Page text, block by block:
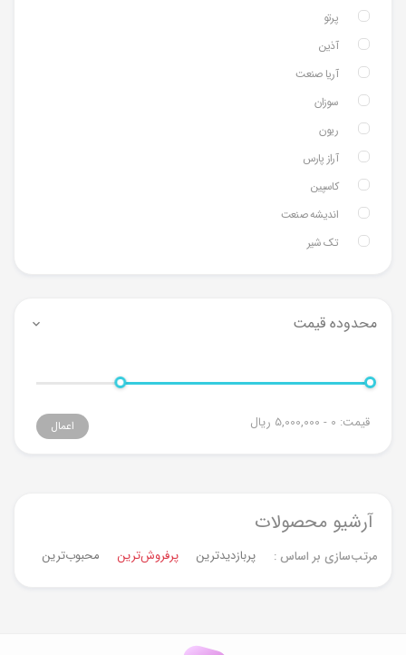
پرتو
آذین
آریا صنعت
سوزان
ریون
آراز پارس
کاسپین
اندیشه صنعت
تک شیر
محدوده قیمت
قیمت: 0 - 5,000,000 ریال اعمال
آرشیو محصولات
مرتب‌سازی بر اساس : پربازدیدترین پرفروش‌ترین‌ محبوب‌ترین